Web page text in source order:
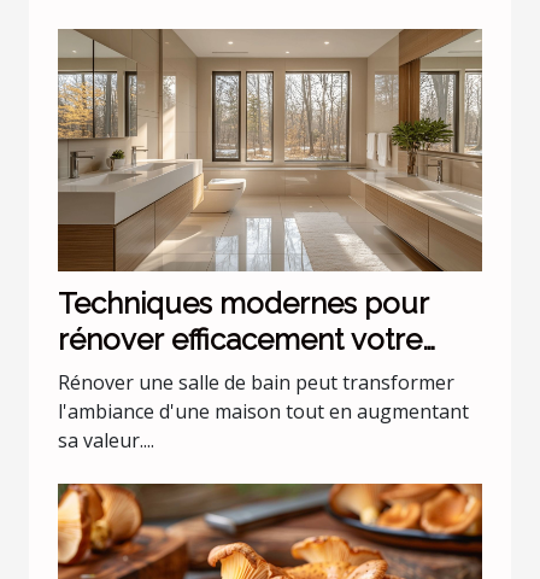
Techniques modernes pour
rénover efficacement votre
salle de bain
Rénover une salle de bain peut transformer
l'ambiance d'une maison tout en augmentant
sa valeur....